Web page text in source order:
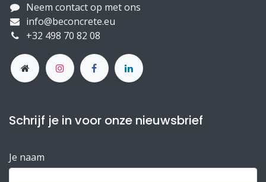
Neem contact op met ons
info@beconcrete.eu
+32 498 70 82 08
Schrijf je in voor onze nieuwsbrief
Je naam